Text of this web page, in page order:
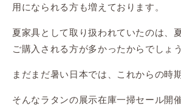
用になられる方も増えております。
夏家具として取り扱われていたのは、
ご購入される方が多かったからでしょう
まだまだ暑い日本では、これからの時
そんなラタンの展示在庫一掃セール開